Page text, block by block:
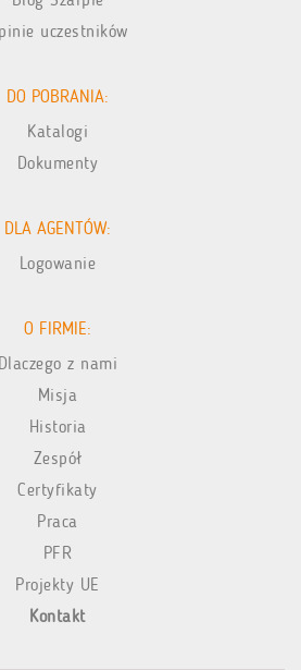
uczestników
DO POBRANIA:
Katalogi
Dokumenty
DLA AGENTÓW:
Logowanie
O FIRMIE:
Dlaczego z nami
Misja
Historia
Zespół
Certyfikaty
Praca
PFR
Projekty UE
Kontakt